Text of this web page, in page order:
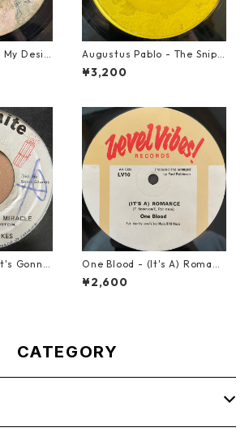
My Desir
Augustus Pablo - The Snipe
r【7-21945】
¥3,200
Gonna
】
One Blood - (It's A) Romanc
e【12-50054】
¥2,600
CATEGORY